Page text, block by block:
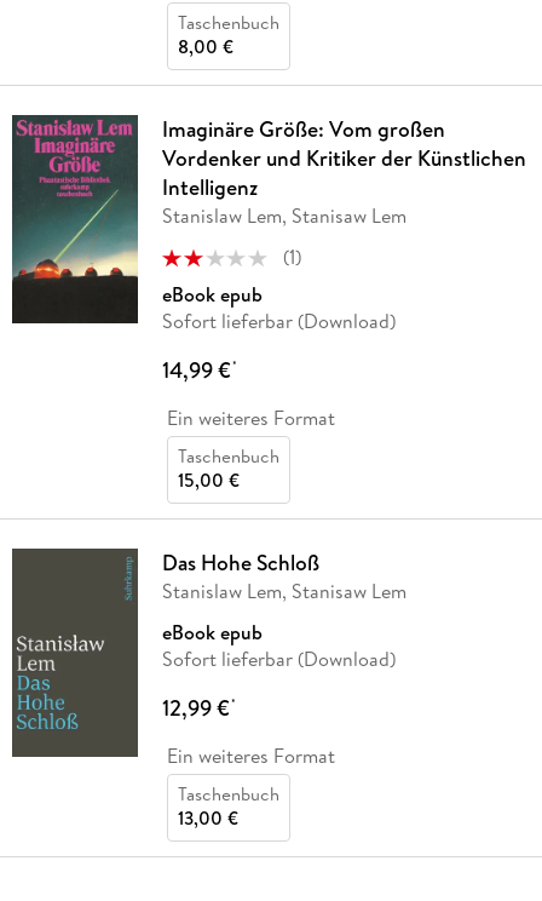
Taschenbuch
8,00 €
Imaginäre Größe: Vom großen
Vordenker und Kritiker der Künstlichen
Intelligenz
Stanislaw Lem, Stanisaw Lem
(1)
eBook epub
Sofort lieferbar (Download)
14,99 €*
Ein weiteres Format
Taschenbuch
15,00 €
Das Hohe Schloß
Stanislaw Lem, Stanisaw Lem
eBook epub
Sofort lieferbar (Download)
12,99 €*
Ein weiteres Format
Taschenbuch
13,00 €